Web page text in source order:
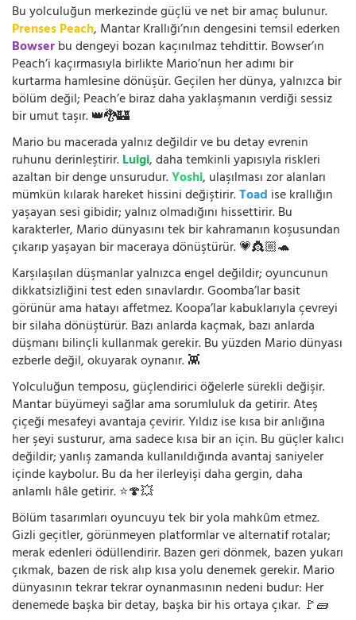
Bu yolculuğun merkezinde güçlü ve net bir amaç bulunur.
Prenses Peach, Mantar Krallığı’nın dengesini temsil ederken
Bowserbu dengeyi bozan kaçınılmaz tehdittir. Bowser’ın
Peach’i kaçırmasıyla birlikte Mario’nun her adımı bir
kurtarma hamlesine dönüşür. Geçilen her dünya, yalnızca bir
bölüm değil; Peach’e biraz daha yaklaşmanın verdiği sessiz
bir umut taşır. 👑🐉🏰
Mario bu macerada yalnız değildir ve bu detay evrenin
ruhunu derinleştirir.Luigi, daha temkinli yapısıyla riskleri
azaltan bir denge unsurudur.Yoshi, ulaşılması zor alanları
mümkün kılarak hareket hissini değiştirir.Toad ise krallığın
yaşayan sesi gibidir; yalnız olmadığını hissettirir. Bu
karakterler, Mario dünyasını tek bir kahramanın koşusundan
çıkarıp yaşayan bir maceraya dönüştürür. 💗👸🏼🐢
Karşılaşılan düşmanlar yalnızca engel değildir; oyuncunun
dikkatsizliğini test eden sınavlardır. Goomba’lar basit
görünür ama hatayı affetmez. Koopa’lar kabuklarıyla çevreyi
bir silaha dönüştürür. Bazı anlarda kaçmak, bazı anlarda
düşmanı bilinçli kullanmak gerekir. Bu yüzden Mario dünyası
ezberle değil, okuyarak oynanır. 👾
Yolculuğun temposu, güçlendirici öğelerle sürekli değişir.
Mantar büyümeyi sağlar ama sorumluluk da getirir. Ateş
çiçeği mesafeyi avantaja çevirir. Yıldız ise kısa bir anlığına
her şeyi susturur, ama sadece kısa bir an için. Bu güçler kalıcı
değildir; yanlış zamanda kullanıldığında avantaj saniyeler
içinde kaybolur. Bu da her ilerleyişi daha gergin, daha
anlamlı hâle getirir. ⭐🍄💥
Bölüm tasarımları oyuncuyu tek bir yola mahkûm etmez.
Gizli geçitler, görünmeyen platformlar ve alternatif rotalar;
merak edenleri ödüllendirir. Bazen geri dönmek, bazen yukarı
çıkmak, bazen de risk alıp kısa yolu denemek gerekir. Mario
dünyasının tekrar tekrar oynanmasının nedeni budur: Her
denemede başka bir detay, başka bir his ortaya çıkar. 🚩🧱